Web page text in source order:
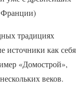
Франции)
традициях
источники как себя
«Домострой»,
веков.